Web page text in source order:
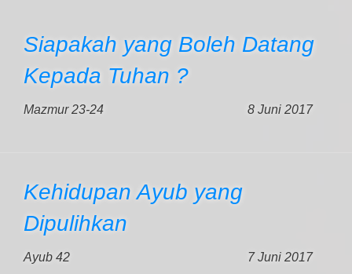
Siapakah yang Boleh Datang
Kepada Tuhan ?
Mazmur 23-24 8 Juni 2017
Kehidupan Ayub yang
Dipulihkan
Ayub 42 7 Juni 2017